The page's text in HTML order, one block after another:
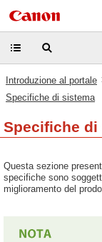
Introduzione al portale
Specifiche di sistema
Specifiche di
Questa sezione
specifiche sono
miglioramento del